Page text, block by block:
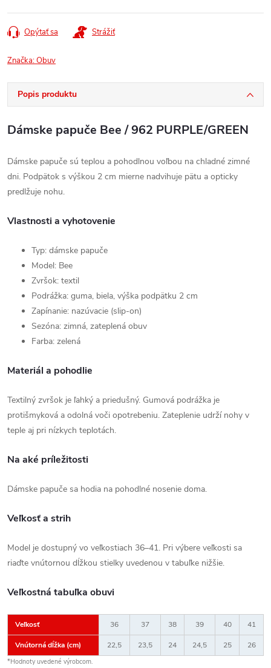
Opýtať sa Strážiť
Značka:Obuv
Popis produktu
Dámske papuče Bee / 962 PURPLE/GREEN
Dámske papuče sú teplou a pohodlnou voľbou na chladné zimné
dni. Podpätok s výškou 2 cm mierne nadvihuje pätu a opticky
predlžuje nohu.
Vlastnosti a vyhotovenie
Typ: dámske papuče
Model: Bee
Zvršok: textil
Podrážka: guma, biela, výška podpätku 2 cm
Zapínanie: nazúvacie (slip-on)
Sezóna: zimná, zateplená obuv
Farba: zelená
Materiál a pohodlie
Textilný zvršok je ľahký a priedušný. Gumová podrážka je
protišmyková a odolná voči opotrebeniu. Zateplenie udrží nohy v
teple aj pri nízkych teplotách.
Na aké príležitosti
Dámske papuče sa hodia na pohodlné nosenie doma.
Veľkosť a strih
Model je dostupný vo veľkostiach 36–41. Pri výbere veľkosti sa
riaďte vnútornou dĺžkou stielky uvedenou v tabuľke nižšie.
Veľkostná tabuľka obuvi
Veľkosť 36 37 38 39 40 41
Vnútorná dĺžka (cm) 22,5 23,5 24 24,5 25 26
*Hodnoty uvedené výrobcom.